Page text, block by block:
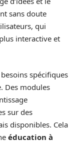
sans doute
qui
interactive et
spécifiques
Des modules
sur des
disponibles. Cela
éducation à